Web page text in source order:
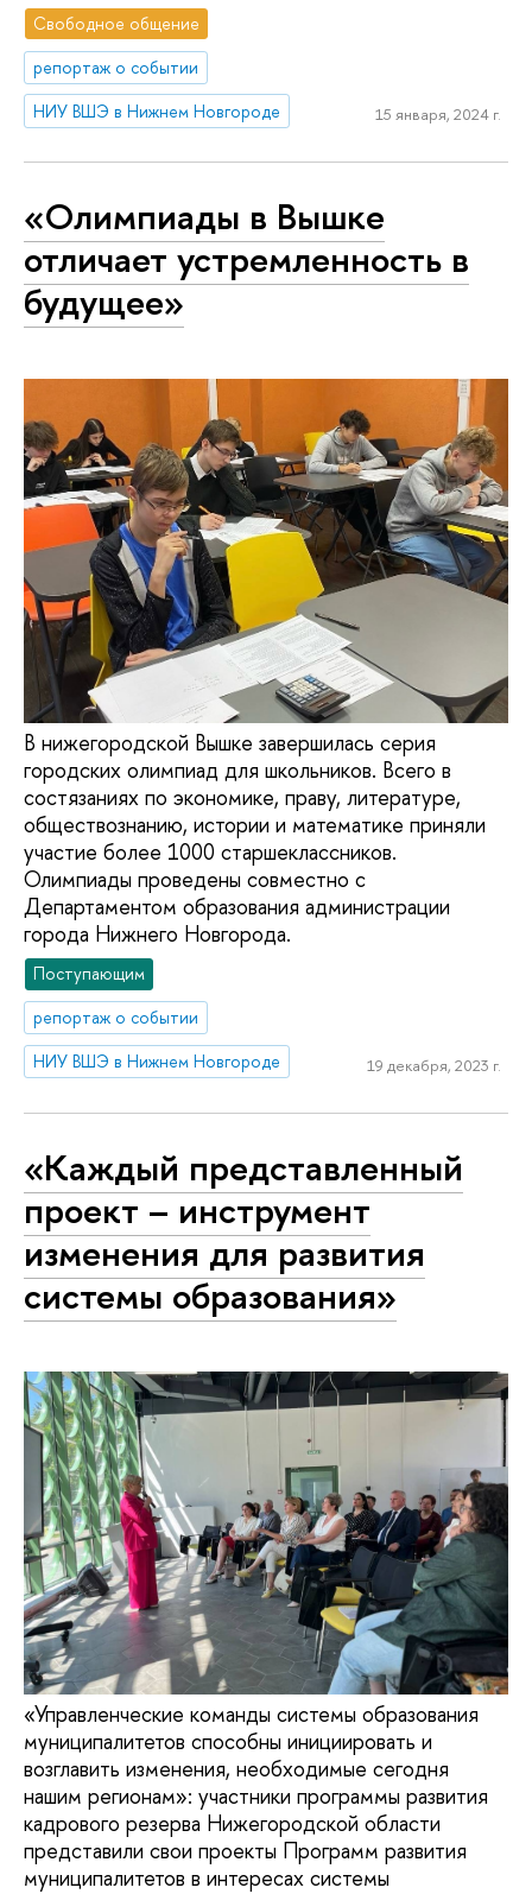
Свободное общение
репортаж о событии
НИУ ВШЭ в Нижнем Новгороде
15 января, 2024 г.
«Олимпиады в Вышке
отличает устремленность в
будущее»
В нижегородской Вышке завершилась серия
городских олимпиад для школьников. Всего в
состязаниях по экономике, праву, литературе,
обществознанию, истории и математике приняли
участие более 1000 старшеклассников.
Олимпиады проведены совместно с
Департаментом образования администрации
города Нижнего Новгорода.
Поступающим
репортаж о событии
НИУ ВШЭ в Нижнем Новгороде
19 декабря, 2023 г.
«Каждый представленный
проект – инструмент
изменения для развития
системы образования»
«Управленческие команды системы образования
муниципалитетов способны инициировать и
возглавить изменения, необходимые сегодня
нашим регионам»: участники программы развития
кадрового резерва Нижегородской области
представили свои проекты Программ развития
муниципалитетов в интересах системы